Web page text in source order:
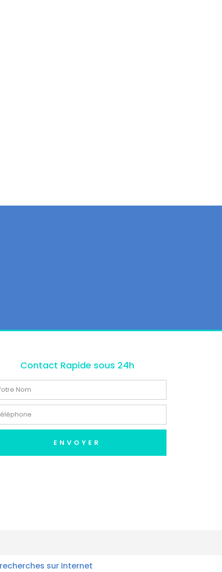
Contact Rapide sous 24h
ENVOYER
sur Internet